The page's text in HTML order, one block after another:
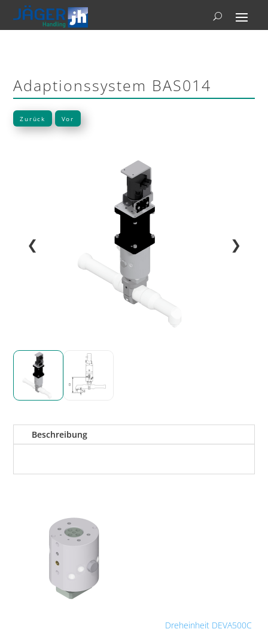
Adaptionssystem BAS014
Zurück Vor
❮ ❯
Beschreibung
Dreheinheit DEVA500C